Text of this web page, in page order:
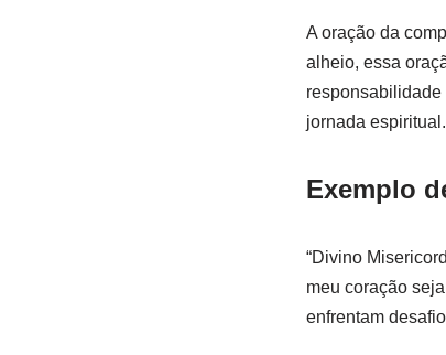
A oração da
alheio, essa
responsabilidade
jornada espiritual.
Exemplo
“Divino
meu coração
enfrentam